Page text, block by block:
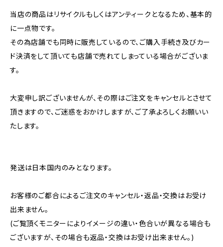
当店の商品はリサイクルもしくはアンティークとなるため、基本的
に一点物です。
その為店舗でも同時に販売しているので、ご購入手続き及びカー
ド決済をして頂いても店舗で売れてしまっている場合がございま
す。
大変申し訳ございませんが、その際はご注文をキャンセルとさせて
頂きますので、ご迷惑をおかけしますが、ご了承よろしくお願いい
たします。
発送は日本国内のみとなります。
お客様のご都合によるご注文のキャンセル・返品・交換はお受け
出来ません。
(ご覧頂くモニターによりイメージの違い・色合いが異なる場合も
ございますが、その場合も返品・交換はお受け出来ません。)